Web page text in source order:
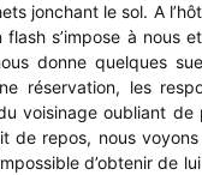
jonchant le sol. A
s’impose à nous
donne quelques
réservation, les
voisinage oubliant de
de repos, nous
d’obtenir de